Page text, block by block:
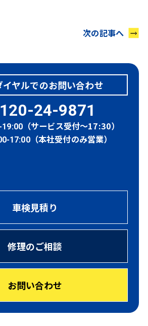
次の記事へ
イヤルでのお問い合わせ
24-9871
19:00 （サービス受付～17:30）
17:00（本社受付のみ営業）
車検見積り
修理のご相談
お問い合わせ